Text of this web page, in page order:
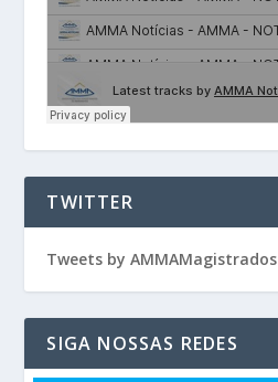
TWITTER
Tweets by AMMAMagistrados
SIGA NOSSAS REDES